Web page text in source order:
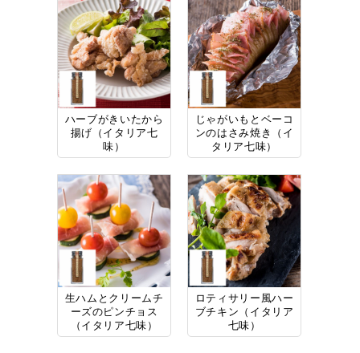
ハーブがきいたから
揚げ（イタリア七
味）
じゃがいもとベーコ
ンのはさみ焼き（イ
タリア七味）
生ハムとクリームチ
ーズのピンチョス
（イタリア七味）
ロティサリー風ハー
ブチキン（イタリア
七味）